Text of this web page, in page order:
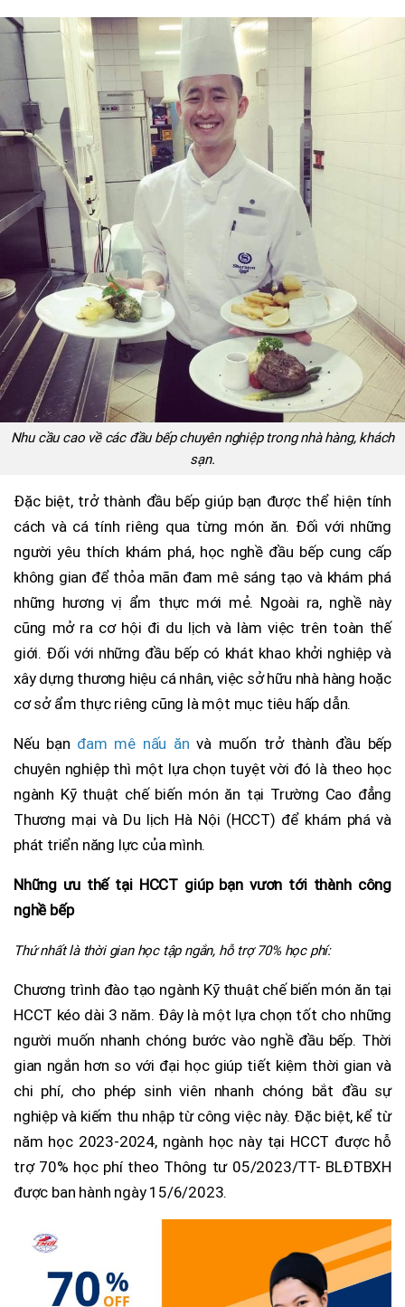
Nhu cầu cao về các đầu bếp chuyên nghiệp trong nhà hàng, khách
sạn.
Đặc biệt, trở thành đầu bếp giúp bạn được thể hiện tính
cách và cá tính riêng qua từng món ăn. Đối với những
người yêu thích khám phá, học nghề đầu bếp cung cấp
không gian để thỏa mãn đam mê sáng tạo và khám phá
những hương vị ẩm thực mới mẻ. Ngoài ra, nghề này
cũng mở ra cơ hội đi du lịch và làm việc trên toàn thế
giới. Đối với những đầu bếp có khát khao khởi nghiệp và
xây dựng thương hiệu cá nhân, việc sở hữu nhà hàng hoặc
cơ sở ẩm thực riêng cũng là một mục tiêu hấp dẫn.
Nếu bạn đam mê nấu ăn và muốn trở thành đầu bếp
chuyên nghiệp thì một lựa chọn tuyệt vời đó là theo học
ngành Kỹ thuật chế biến món ăn tại Trường Cao đẳng
Thương mại và Du lịch Hà Nội (HCCT) để khám phá và
phát triển năng lực của mình.
Những ưu thế tại HCCT giúp bạn vươn tới thành công
nghề bếp
Thứ nhất là thời gian học tập ngắn, hỗ trợ 70% học phí:
Chương trình đào tạo ngành Kỹ thuật chế biến món ăn tại
HCCT kéo dài 3 năm. Đây là một lựa chọn tốt cho những
người muốn nhanh chóng bước vào nghề đầu bếp. Thời
gian ngắn hơn so với đại học giúp tiết kiệm thời gian và
chi phí, cho phép sinh viên nhanh chóng bắt đầu sự
nghiệp và kiếm thu nhập từ công việc này. Đặc biệt, kể từ
năm học 2023-2024, ngành học này tại HCCT được hỗ
trợ 70% học phí theo Thông tư 05/2023/TT- BLĐTBXH
được ban hành ngày 15/6/2023.